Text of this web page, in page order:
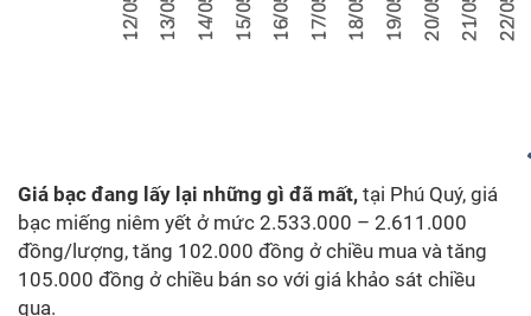
Giá bạc đang lấy lại những gì đã mất, tại Phú Quý, giá
bạc miếng niêm yết ở mức 2.533.000 – 2.611.000
đồng/lượng, tăng 102.000 đồng ở chiều mua và tăng
105.000 đồng ở chiều bán so với giá khảo sát chiều
qua.